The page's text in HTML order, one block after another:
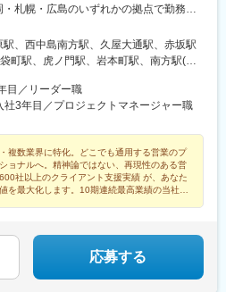
札幌・広島のいずれかの拠点で勤務◯
門1-23-1 虎ノ門ヒルズ森タワー18階受動
煙 / 喫煙専用室あり)◯秋葉原営業所東京
2 S-Glanzビル4階受動喫煙対策：あり
対策：あり（敷地内禁煙）◯名古屋営業
15-14 アルピニストビル6階受動喫煙対
11-9 新大阪中里ビル3階受動喫煙対
専用室設置あり)◯広島営業所広島県広
町スクエア8階（B）受動喫煙対策：あ
業所福岡県福岡市中央区大名1-2-23 ビ
ル3階受動喫煙対策：あり（屋内禁煙・
、西中島南方駅、久屋大通駅、赤坂駅
町駅、虎ノ門駅、岩本町駅、南方駅(大
大阪駅、栄駅(愛知県)、西鉄福岡駅、狸
目／リーダー職
3年目／プロジェクトマネージャー職
複数業界に特化。どこでも通用する営業のプ
ョナルへ。精神論ではない、再現性のある営
社以上のクライアント支援実績 が、あなた
を最大化します。10期連続最高業績の当社
応募する